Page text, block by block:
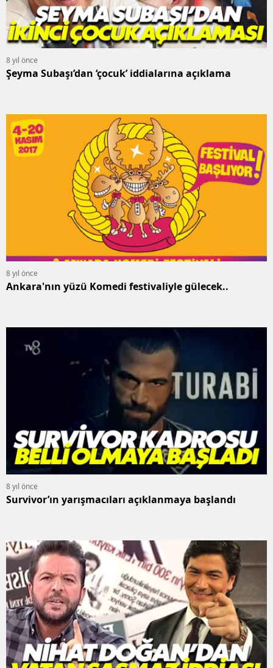
8 yıl önce
Şeyma Subaşı’dan ‘çocuk’ iddialarına açıklama
8 yıl önce
Ankara'nın yüzü Komedi festivaliyle gülecek..
8 yıl önce
Survivor’ın yarışmacıları açıklanmaya başlandı